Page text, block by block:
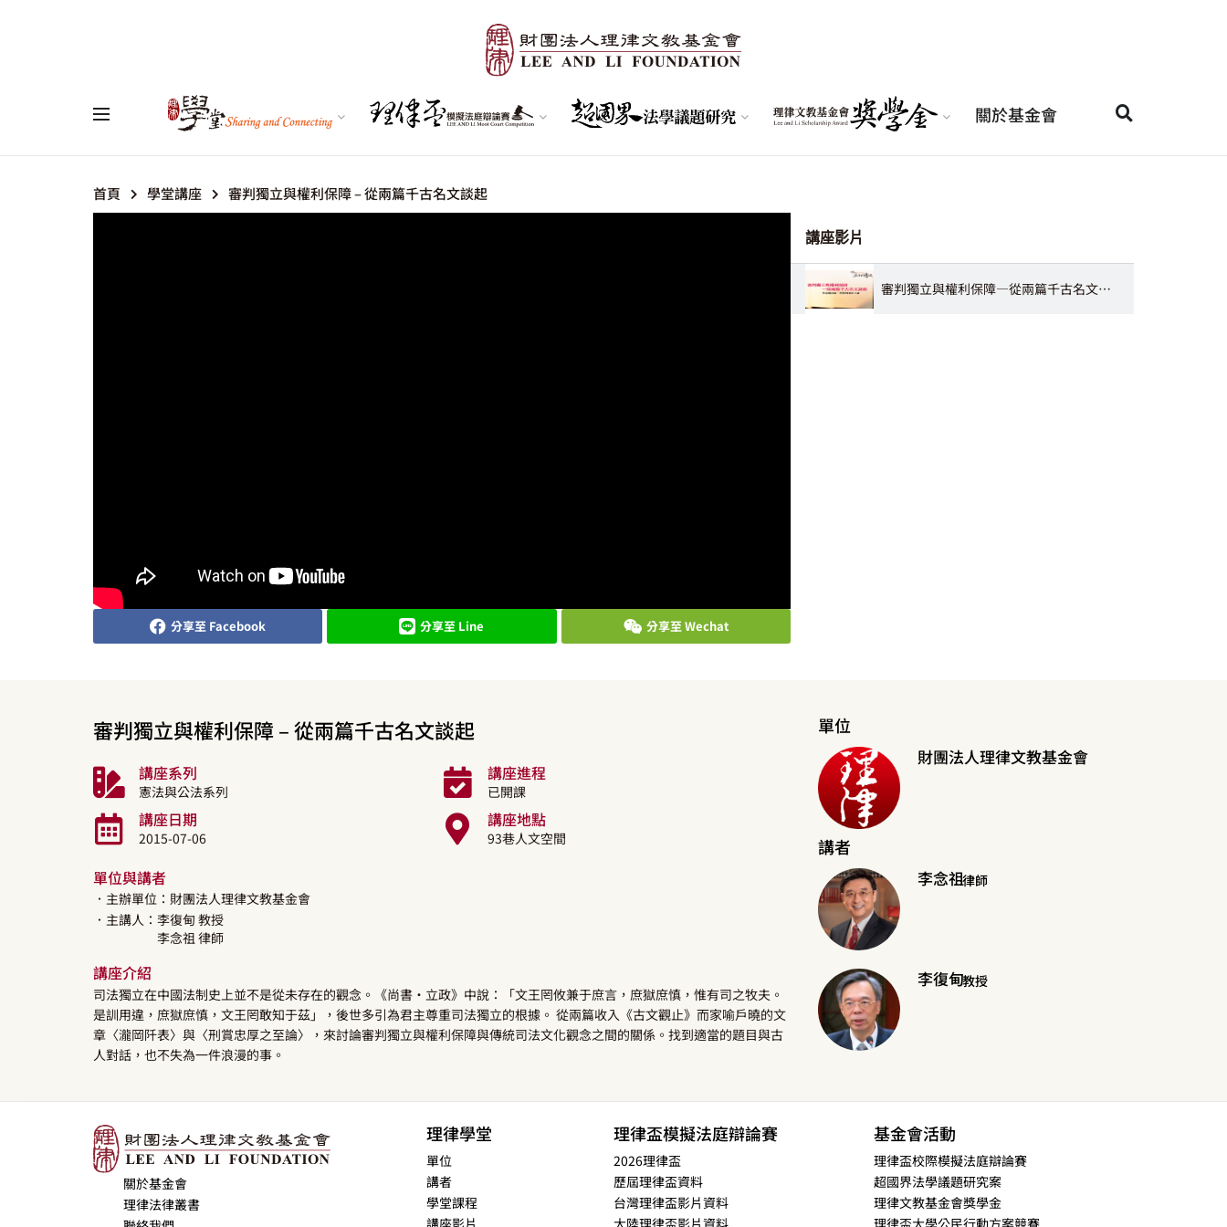
關於基金會
首頁 學堂講座 審判獨立與權利保障 – 從兩篇千古名文談起
講座影片
審判獨立與權利保障—從兩篇千古名文談起 李念祖律師、李復甸教授
分享至 Facebook 分享至 Line 分享至 Wechat
審判獨立與權利保障 – 從兩篇千古名文談起
講座系列
憲法與公法系列
講座進程
已開課
講座日期
2015-07-06
講座地點
93巷人文空間
單位與講者
．主辦單位：財團法人理律文教基金會
．主講人： 李復甸 教授
李念祖律師
講座介紹
司法獨立在中國法制史上並不是從未存在的觀念。《尚書•立政》中說：「文王罔攸兼于庶言，庶獄庶慎，惟有司之牧夫。
是訓用違，庶獄庶慎，文王罔敢知于茲」，後世多引為君主尊重司法獨立的根據。 從兩篇收入《古文觀止》而家喻戶曉的文
章〈瀧岡阡表〉與〈刑賞忠厚之至論〉，來討論審判獨立與權利保障與傳統司法文化觀念之間的關係。找到適當的題目與古
人對話，也不失為一件浪漫的事。
單位
財團法人理律文教基金會
講者
李念祖律師
李復甸教授
關於基金會
理律法律叢書
理律學堂
單位
講者
學堂課程
講座影片
理律盃模擬法庭辯論賽
2026理律盃
歷屆理律盃資料
台灣理律盃影片資料
大陸理律盃影片資料
基金會活動
理律盃校際模擬法庭辯論賽
超國界法學議題研究案
理律文教基金會獎學金
理律盃大學公民行動方案競賽